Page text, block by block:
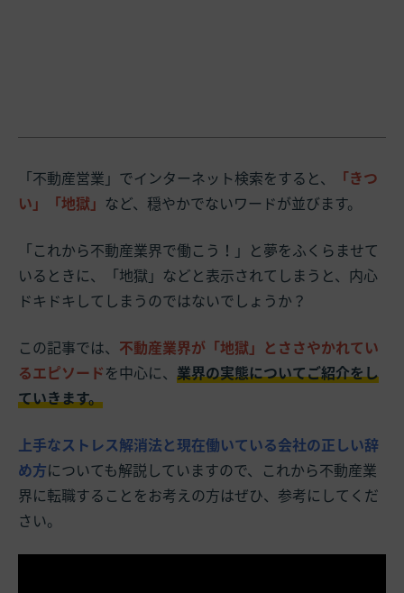
「不動産営業」でインターネット検索をすると、
「きつ
い」「地獄」 など、穏やかでないワードが並びます。
「これから不動産業界で働こう！」と夢をふくらませて
いるときに、「地獄」などと表示されてしまうと、内心
ドキドキしてしまうのではないでしょうか？
この記事では、 不動産業界が「地獄」とささやかれてい
るエピソードを中心に、 業界の実態についてご紹介をし
ていきます。
上手なストレス解消法と現在働いている会社の正しい辞
め方についても解説していますので、これから不動産業
界に転職することをお考えの方はぜひ、参考にしてくだ
さい。